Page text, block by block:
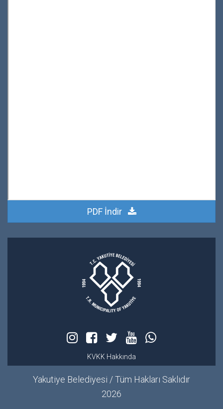
PDF İndir
KVKK Hakkında
Yakutiye Belediyesi / Tüm Hakları Saklıdır
2026